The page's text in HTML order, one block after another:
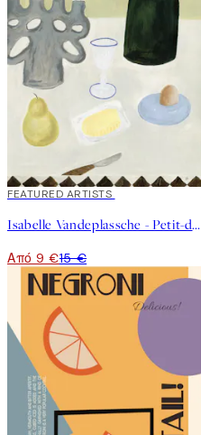
40%*
FEATURED ARTISTS
Isabelle Vandeplassche - Petit-déjeuner Poster
Από 9 €15 €